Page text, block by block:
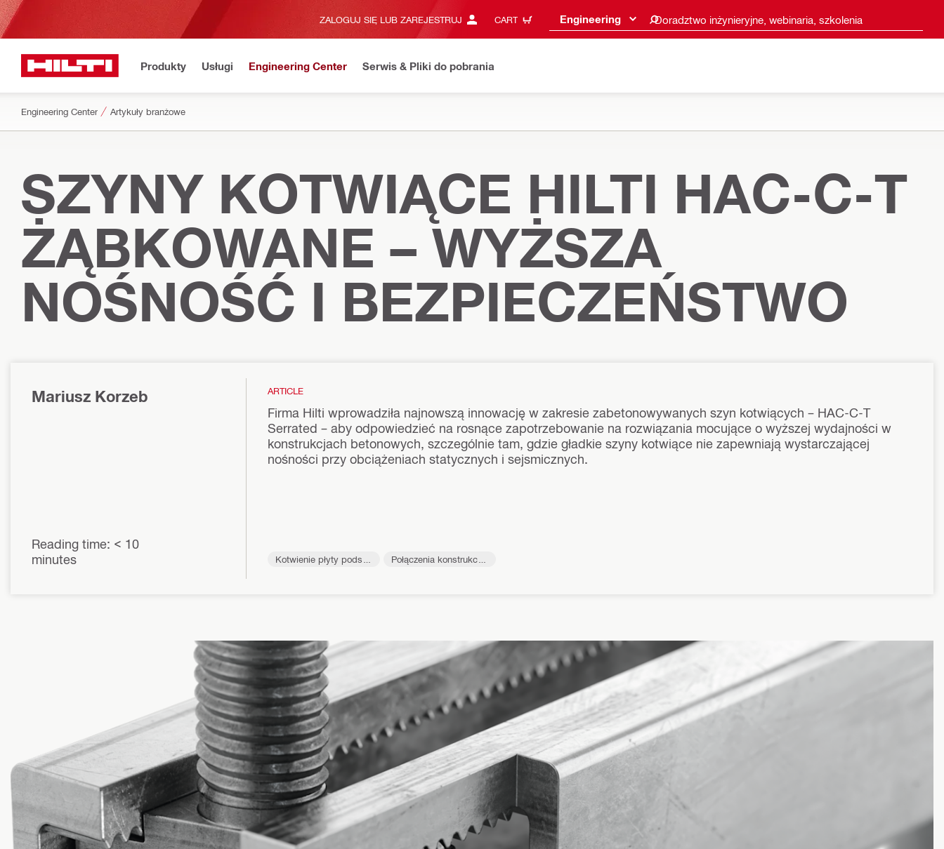
ZALOGUJ SIĘ LUB ZAREJESTRUJ CART Engineering Doradztwo inżynieryjne, webinaria, szkolenia
Produkty Usługi Engineering Center Serwis & Pliki do pobrania
Engineering Center Artykuły branżowe
SZYNY KOTWIĄCE HILTI HAC-C-T
ŻĄBKOWANE – WYŻSZA
NOŚNOŚĆ I BEZPIECZEŃSTWO
Mariusz Korzeb
Reading time: < 10
minutes
ARTICLE
Firma Hilti wprowadziła najnowszą innowację w zakresie zabetonowywanych szyn kotwiących – HAC-C-T
Serrated – aby odpowiedzieć na rosnące zapotrzebowanie na rozwiązania mocujące o wyższej wydajności w
konstrukcjach betonowych, szczególnie tam, gdzie gładkie szyny kotwiące nie zapewniają wystarczającej
nośności przy obciążeniach statycznych i sejsmicznych.
Kotwienie płyty podsta
Połączenia konstrukcyj